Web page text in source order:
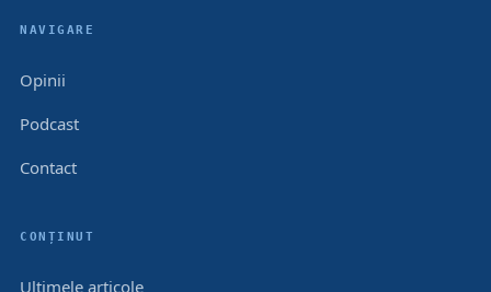
NAVIGARE
Opinii
Podcast
Contact
CONȚINUT
Ultimele articole